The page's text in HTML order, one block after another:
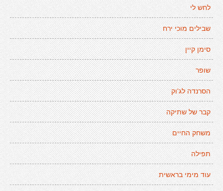
לחש לי
שבילים מוכי ירח
סימן קיין
שופר
הסרנדה לג'וק
קבר של שתיקה
משחק החיים
תפילה
עוד מימי בראשית